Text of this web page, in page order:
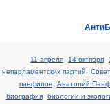
11 апреля 14 октября
непарламентских партий
панфилов
Анатолий
биография
биологии и